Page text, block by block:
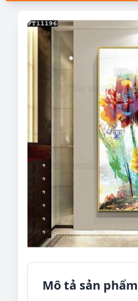
Mô tả sản phẩm